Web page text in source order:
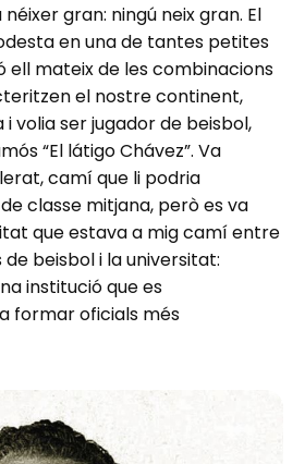
gran: ningú neix gran. El
en una de tantes petites
ell mateix de les combinacions
el nostre continent,
volia ser jugador de beisbol,
“El látigo Chávez”. Va
camí que li podria
classe mitjana, però es va
que estava a mig camí entre
beisbol i la universitat:
institució que es
formar oficials més